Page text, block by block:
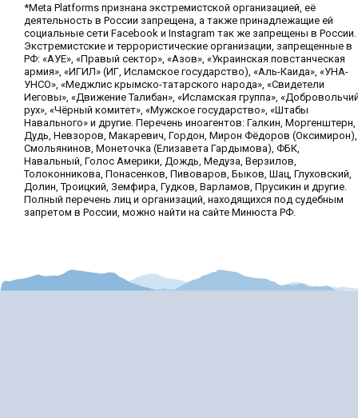
*Meta Platforms признана экстремистской организацией, её
деятельность в России запрещена, а также принадлежащие ей
социальные сети Facebook и Instagram так же запрещены в России.
Экстремистские и террористические организации, запрещенные в
РФ: «АУЕ», «Правый сектор», «Азов», «Украинская повстанческая
армия», «ИГИЛ» (ИГ, Исламское государство), «Аль-Каида», «УНА-
УНСО», «Меджлис крымско-татарского народа», «Свидетели
Иеговы», «Движение Талибан», «Исламская группа»,
рух», «Чёрный комитет», «Мужское государство», «Штабы
Навального» и другие. Перечень иноагентов: Галкин, Моргенштерн,
Дудь, Невзоров, Макаревич, Гордон, Мирон Фёдоров (Оксимирон),
Смольянинов, Монеточка (Елизавета Гардымова), ФБК,
Навальный, Голос Америки, Дождь, Медуза, Верзилов,
Толоконникова, Понасенков, Пивоваров, Быков, Шац, Глуховский,
Долин, Троицкий, Земфира, Гудков, Варламов, Прусикин и другие.
Полный перечень лиц и организаций, находящихся под судебным
запретом в России, можно найти на сайте Минюста РФ.